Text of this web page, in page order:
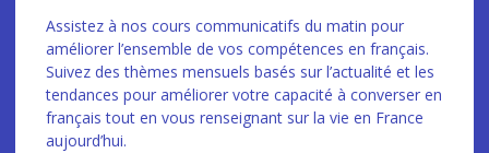
Assistez à nos cours communicatifs du matin pour
améliorer l’ensemble de vos compétences en français.
Suivez des thèmes mensuels basés sur l’actualité et les
tendances pour améliorer votre capacité à converser en
français tout en vous renseignant sur la vie en France
aujourd’hui.